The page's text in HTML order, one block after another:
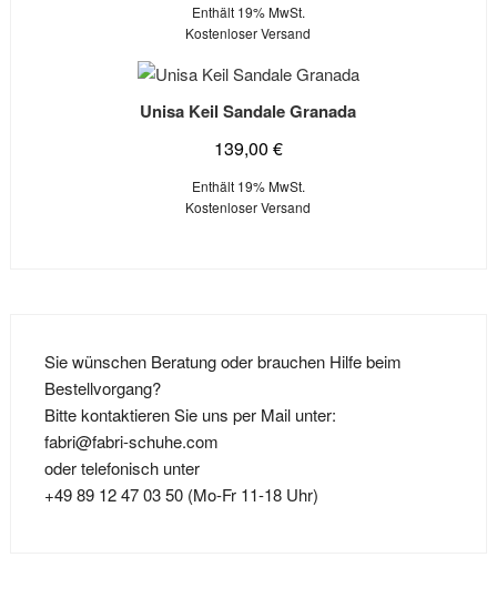
Enthält 19% MwSt.
Kostenloser Versand
Unisa Keil Sandale Granada
139,00 €
Enthält 19% MwSt.
Kostenloser Versand
Sie wünschen Beratung oder brauchen Hilfe beim
Bestellvorgang?
Bitte kontaktieren Sie uns per Mail unter:
fabri@fabri-schuhe.com
oder telefonisch unter
+49 89 12 47 03 50 (Mo-Fr 11-18 Uhr)